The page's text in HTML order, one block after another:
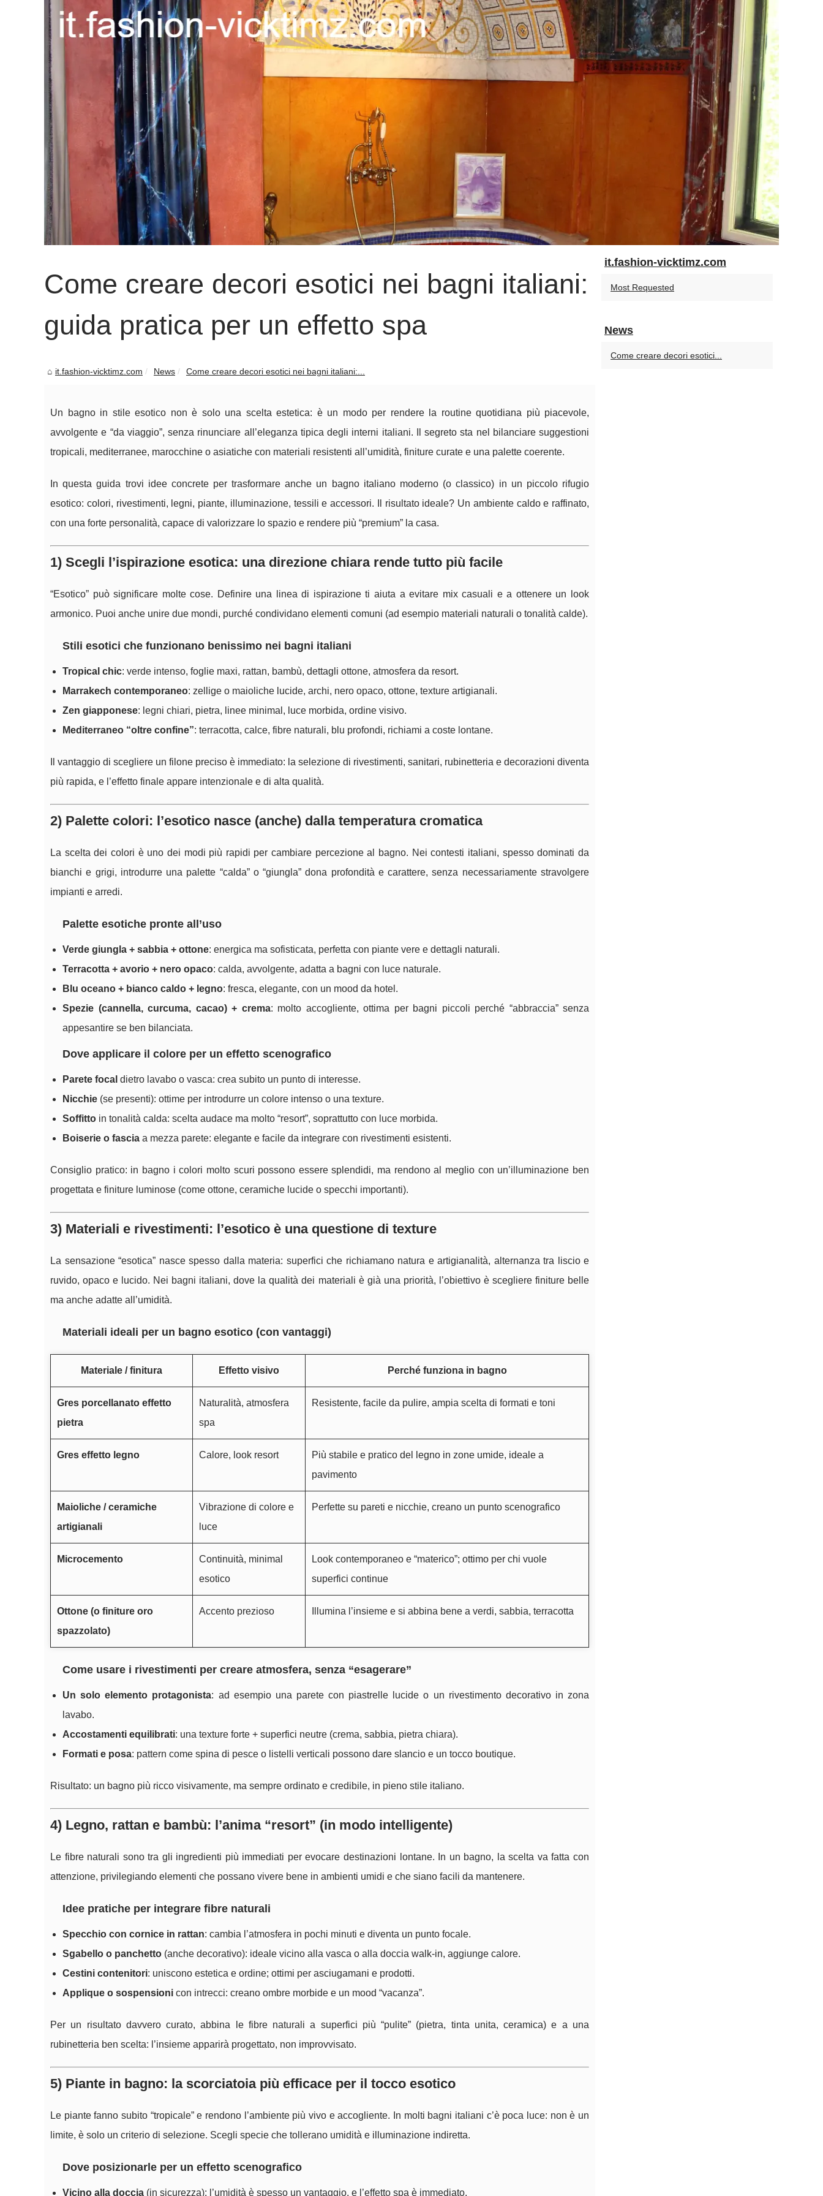
Come creare decori esotici nei bagni italiani:
guida pratica per un effetto spa
it.fashion-vicktimz.com News Come creare decori esotici nei bagni italiani:...
Un bagno in stile esotico non è solo una scelta estetica: è un modo per rendere la routine quotidiana più piacevole,
avvolgente e “da viaggio”, senza rinunciare all’eleganza tipica degli interni italiani. Il segreto sta nel bilanciare suggestioni
tropicali, mediterranee, marocchine o asiatiche con materiali resistenti all’umidità, finiture curate e una palette coerente.
In questa guida trovi idee concrete per trasformare anche un bagno italiano moderno (o classico) in un piccolo rifugio
esotico: colori, rivestimenti, legni, piante, illuminazione, tessili e accessori. Il risultato ideale? Un ambiente caldo e raffinato,
con una forte personalità, capace di valorizzare lo spazio e rendere più “premium” la casa.
1) Scegli l’ispirazione esotica: una direzione chiara rende tutto più facile
“Esotico” può significare molte cose. Definire una linea di ispirazione ti aiuta a evitare mix casuali e a ottenere un look
armonico. Puoi anche unire due mondi, purché condividano elementi comuni (ad esempio materiali naturali o tonalità calde).
Stili esotici che funzionano benissimo nei bagni italiani
Tropical chic: verde intenso, foglie maxi, rattan, bambù, dettagli ottone, atmosfera da resort.
Marrakech contemporaneo: zellige o maioliche lucide, archi, nero opaco, ottone, texture artigianali.
Zen giapponese: legni chiari, pietra, linee minimal, luce morbida, ordine visivo.
Mediterraneo “oltre confine”: terracotta, calce, fibre naturali, blu profondi, richiami a coste lontane.
Il vantaggio di scegliere un filone preciso è immediato: la selezione di rivestimenti, sanitari, rubinetteria e decorazioni diventa
più rapida, e l’effetto finale appare intenzionale e di alta qualità.
2) Palette colori: l’esotico nasce (anche) dalla temperatura cromatica
La scelta dei colori è uno dei modi più rapidi per cambiare percezione al bagno. Nei contesti italiani, spesso dominati da
bianchi e grigi, introdurre una palette “calda” o “giungla” dona profondità e carattere, senza necessariamente stravolgere
impianti e arredi.
Palette esotiche pronte all’uso
Verde giungla + sabbia + ottone: energica ma sofisticata, perfetta con piante vere e dettagli naturali.
Terracotta + avorio + nero opaco: calda, avvolgente, adatta a bagni con luce naturale.
Blu oceano + bianco caldo + legno: fresca, elegante, con un mood da hotel.
Spezie (cannella, curcuma, cacao) + crema: molto accogliente, ottima per bagni piccoli perché “abbraccia” senza
appesantire se ben bilanciata.
Dove applicare il colore per un effetto scenografico
Parete focal dietro lavabo o vasca: crea subito un punto di interesse.
Nicchie (se presenti): ottime per introdurre un colore intenso o una texture.
Soffitto in tonalità calda: scelta audace ma molto “resort”, soprattutto con luce morbida.
Boiserie o fascia a mezza parete: elegante e facile da integrare con rivestimenti esistenti.
Consiglio pratico: in bagno i colori molto scuri possono essere splendidi, ma rendono al meglio con un’illuminazione ben
progettata e finiture luminose (come ottone, ceramiche lucide o specchi importanti).
3) Materiali e rivestimenti: l’esotico è una questione di texture
La sensazione “esotica” nasce spesso dalla materia: superfici che richiamano natura e artigianalità, alternanza tra liscio e
ruvido, opaco e lucido. Nei bagni italiani, dove la qualità dei materiali è già una priorità, l’obiettivo è scegliere finiture belle
ma anche adatte all’umidità.
Materiali ideali per un bagno esotico (con vantaggi)
Materiale / finitura Effetto visivo Perché funziona in bagno
Gres porcellanato effetto
pietra
Naturalità, atmosfera
spa
Resistente, facile da pulire, ampia scelta di formati e toni
Gres effetto legno Calore, look resort
Più stabile e pratico del legno in zone umide, ideale a
pavimento
Maioliche / ceramiche
artigianali
Vibrazione di colore e
luce
Perfette su pareti e nicchie, creano un punto scenografico
Microcemento
Continuità, minimal
esotico
Look contemporaneo e “materico”; ottimo per chi vuole
superfici continue
Ottone (o finiture oro
spazzolato)
Accento prezioso Illumina l’insieme e si abbina bene a verdi, sabbia, terracotta
Come usare i rivestimenti per creare atmosfera, senza “esagerare”
Un solo elemento protagonista: ad esempio una parete con piastrelle lucide o un rivestimento decorativo in zona
lavabo.
Accostamenti equilibrati: una texture forte + superfici neutre (crema, sabbia, pietra chiara).
Formati e posa: pattern come spina di pesce o listelli verticali possono dare slancio e un tocco boutique.
Risultato: un bagno più ricco visivamente, ma sempre ordinato e credibile, in pieno stile italiano.
4) Legno, rattan e bambù: l’anima “resort” (in modo intelligente)
Le fibre naturali sono tra gli ingredienti più immediati per evocare destinazioni lontane. In un bagno, la scelta va fatta con
attenzione, privilegiando elementi che possano vivere bene in ambienti umidi e che siano facili da mantenere.
Idee pratiche per integrare fibre naturali
Specchio con cornice in rattan: cambia l’atmosfera in pochi minuti e diventa un punto focale.
Sgabello o panchetto (anche decorativo): ideale vicino alla vasca o alla doccia walk-in, aggiunge calore.
Cestini contenitori: uniscono estetica e ordine; ottimi per asciugamani e prodotti.
Applique o sospensioni con intrecci: creano ombre morbide e un mood “vacanza”.
Per un risultato davvero curato, abbina le fibre naturali a superfici più “pulite” (pietra, tinta unita, ceramica) e a una
rubinetteria ben scelta: l’insieme apparirà progettato, non improvvisato.
5) Piante in bagno: la scorciatoia più efficace per il tocco esotico
Le piante fanno subito “tropicale” e rendono l’ambiente più vivo e accogliente. In molti bagni italiani c’è poca luce: non è un
limite, è solo un criterio di selezione. Scegli specie che tollerano umidità e illuminazione indiretta.
Dove posizionarle per un effetto scenografico
Vicino alla doccia (in sicurezza): l’umidità è spesso un vantaggio, e l’effetto spa è immediato.
it.fashion-vicktimz.com
Most Requested
News
Come creare decori esotici...